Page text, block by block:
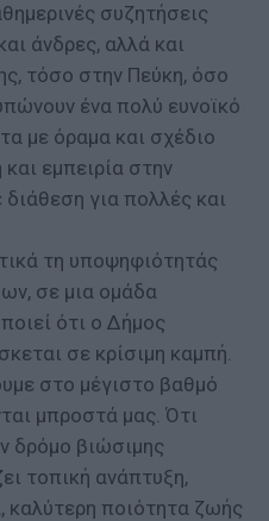
συζητήσεις
άνδρες, αλλά και
τόσο στην Πεύκη, όσο
ένα πολύ ευνοϊκό
με όραμα και σχέδιο
εμπειρία στην
για πολλές και
τη υποψηφιότητάς
σε μια ομάδα
ότι ο Δήμος
σε κρίσιμη καμπή.
στο μέγιστο βαθμό
μπροστά μας. Ότι
δρόμο βιώσιμης
τοπική ανάπτυξη,
καλύτερη ποιότητα ζωής